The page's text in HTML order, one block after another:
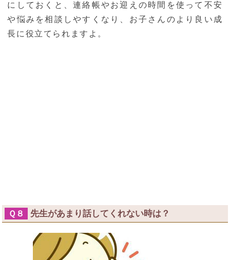
にしておくと、連絡帳やお迎えの時間を使って不安
や悩みを相談しやすくなり、お子さんのより良い成
長に役立てられますよ。
Ｑ８ 先生があまり話してくれない時は？